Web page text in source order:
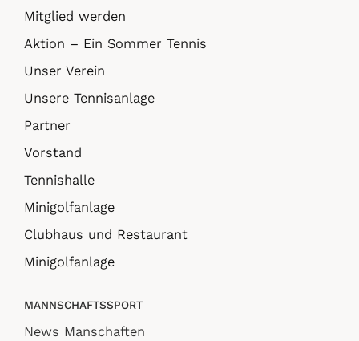
Mitglied werden
Aktion – Ein Sommer Tennis
Unser Verein
Unsere Tennisanlage
Partner
Vorstand
Tennishalle
Minigolfanlage
Clubhaus und Restaurant
Minigolfanlage
MANNSCHAFTSSPORT
News Manschaften